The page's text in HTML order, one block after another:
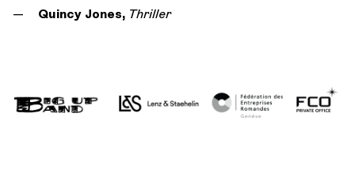
Quincy Jones, Thriller